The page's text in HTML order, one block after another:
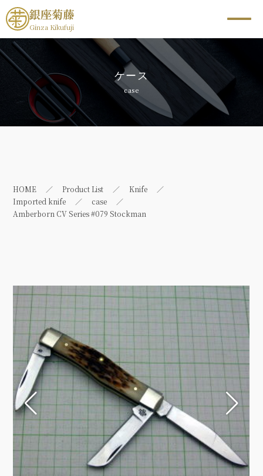
銀座菊藤
Ginza Kikufuji
ケース
case
HOME Product List
Knife
Imported knife
case
Amberborn CV Series #079 Stockman